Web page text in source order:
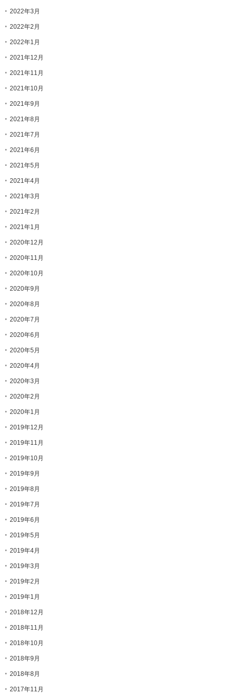
2022年3月
2022年2月
2022年1月
2021年12月
2021年11月
2021年10月
2021年9月
2021年8月
2021年7月
2021年6月
2021年5月
2021年4月
2021年3月
2021年2月
2021年1月
2020年12月
2020年11月
2020年10月
2020年9月
2020年8月
2020年7月
2020年6月
2020年5月
2020年4月
2020年3月
2020年2月
2020年1月
2019年12月
2019年11月
2019年10月
2019年9月
2019年8月
2019年7月
2019年6月
2019年5月
2019年4月
2019年3月
2019年2月
2019年1月
2018年12月
2018年11月
2018年10月
2018年9月
2018年8月
2017年11月